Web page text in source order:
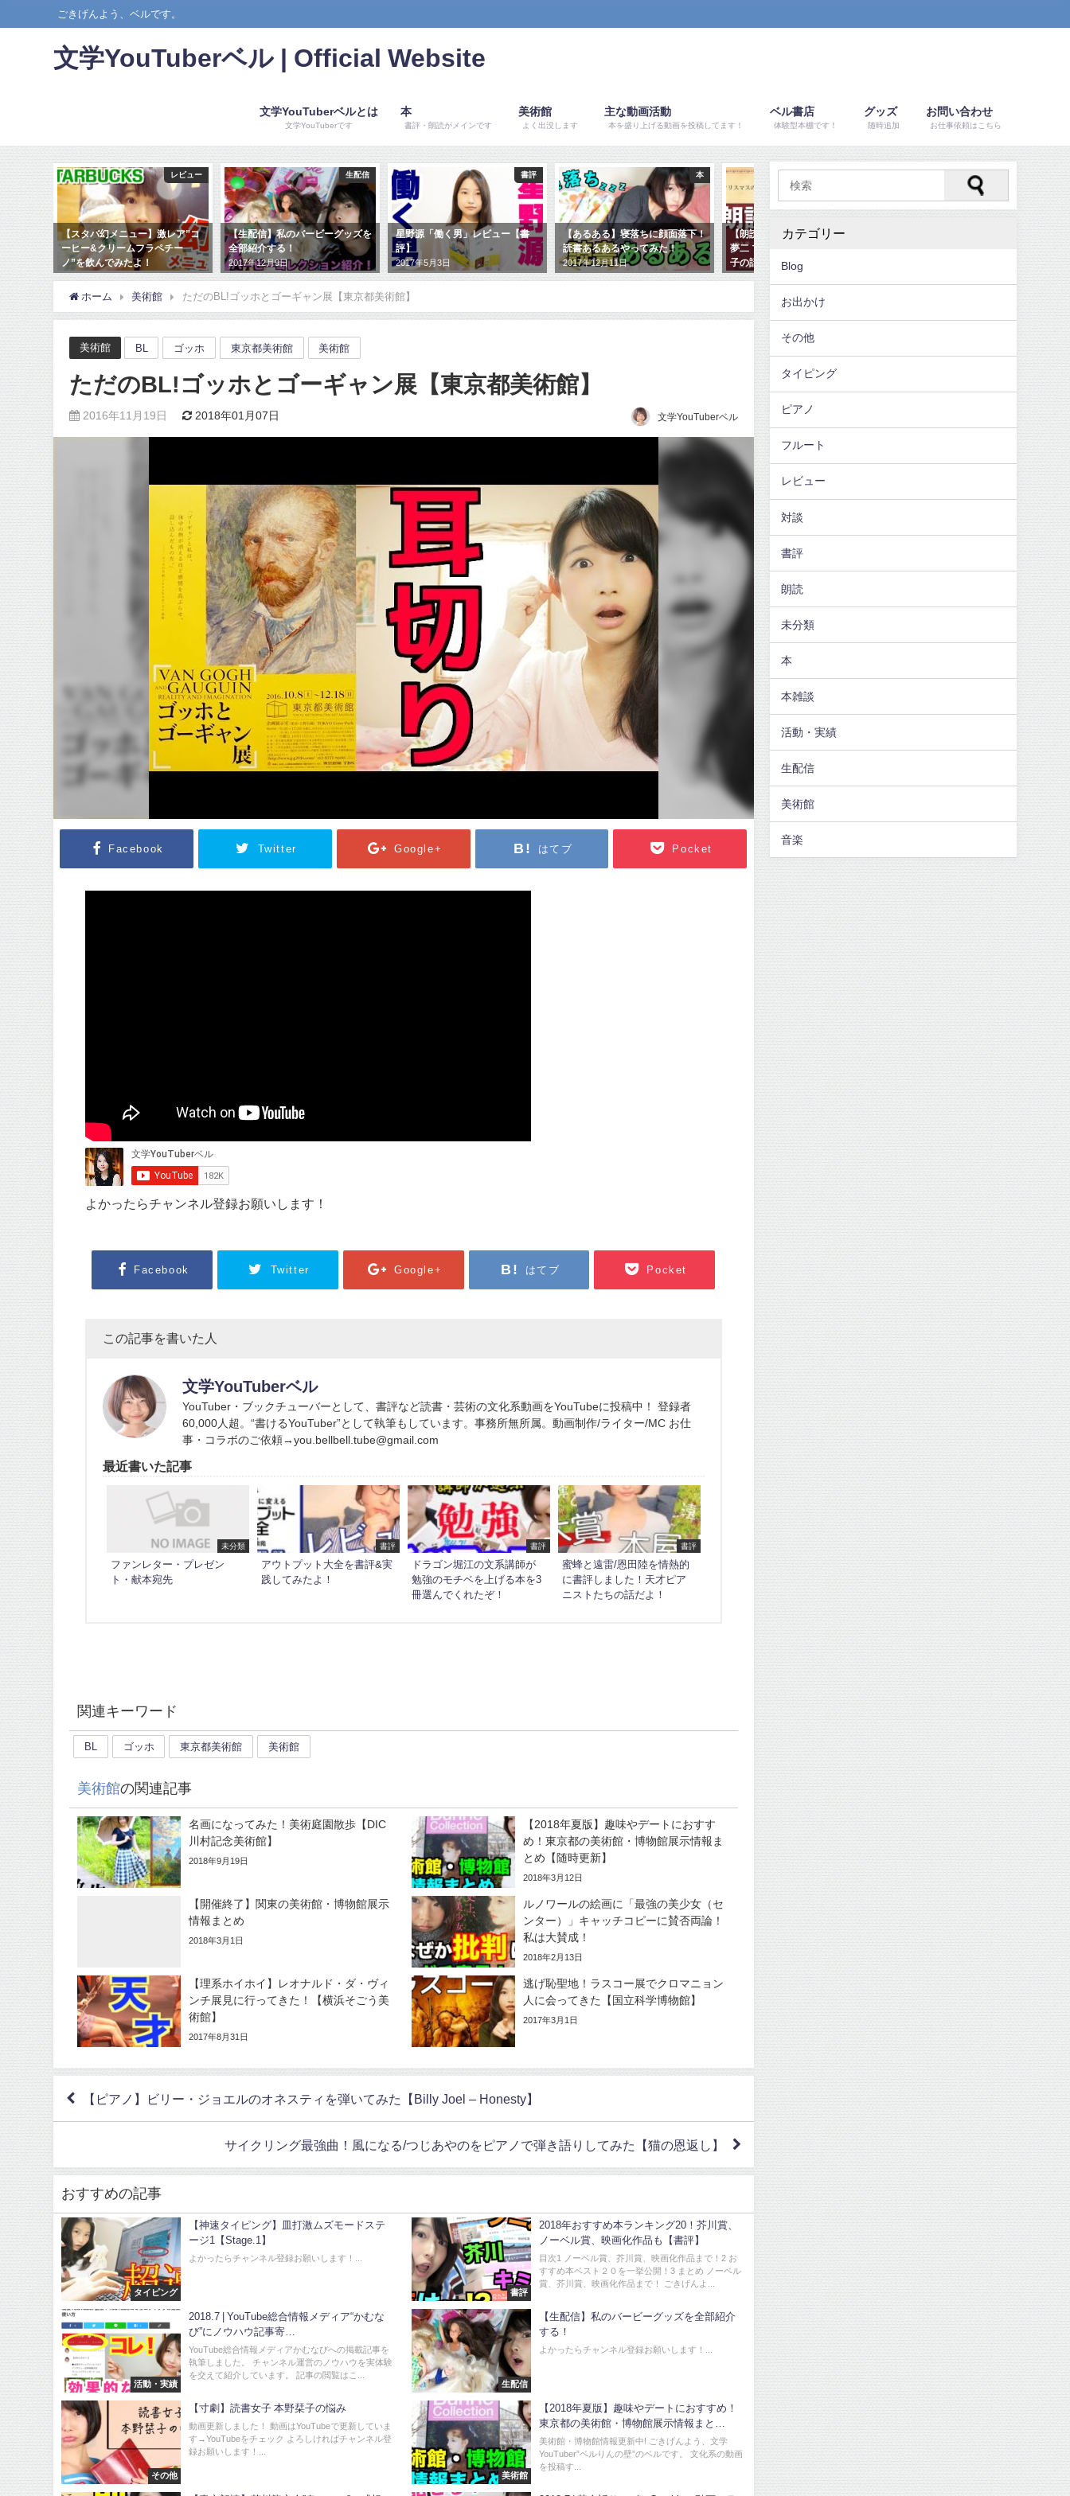
ごきげんよう、ベルです。
文学YouTuberベル | Official Website
文学YouTuberベルとは
文学YouTuberです
本
書評・朗読がメインです
美術館
よく出没します
主な動画活動
本を盛り上げる動画を投稿してます！
ベル書店
体験型本棚です！
グッズ
随時追加
お問い合わせ
お仕事依頼はこちら
ア”コ
生配信
【生配信】私のバービーグッズを
全部紹介する！
2017年12月9日
書評
星野源「働く男」レビュー【書
評】
2017年5月3日
本
【あるある】寝落ちに顔面落下！
読書あるあるやってみた！
2017年12月11日
朗読
【朗読】クリスマスの贈物/竹久
夢二 プレゼントを欲張った女の
子の話！
東野圭吾がファンタジー？ナミヤ
雑貨店の奇蹟【書評】
2017年9月30日
20！芥川賞、ノーベル賞、映画
ホーム 美術館 ただのBL!ゴッホとゴーギャン展【東京都美術館】
美術館 BL ゴッホ 東京都美術館 美術館
ただのBL!ゴッホとゴーギャン展【東京都美術館】
2016年11月19日 2018年01月07日 文学YouTuberベル
Facebook Twitter Google+ はてブ Pocket
よかったらチャンネル登録お願いします！
Facebook Twitter Google+ はてブ Pocket
この記事を書いた人
文学YouTuberベル
YouTuber・ブックチューバーとして、書評など読書・芸術の文化系動画をYouTubeに投稿中！ 登録者
60,000人超。“書けるYouTuber”として執筆もしています。事務所無所属。動画制作/ライター/MC お仕
事・コラボのご依頼→you.bellbell.tube@gmail.com
最近書いた記事
未分類
ファンレター・プレゼン
ト・献本宛先
書評
アウトプット大全を書評&実
践してみたよ！
書評
ドラゴン堀江の文系講師が
勉強のモチベを上げる本を3
冊選んでくれたぞ！
書評
蜜蜂と遠雷/恩田陸を情熱的
に書評しました！天才ピア
ニストたちの話だよ！
関連キーワード
BL ゴッホ 東京都美術館 美術館
美術館の関連記事
名画になってみた！美術庭園散歩【DIC
川村記念美術館】
2018年9月19日
【2018年夏版】趣味やデートにおすす
め！東京都の美術館・博物館展示情報ま
とめ【随時更新】
2018年3月12日
【開催終了】関東の美術館・博物館展示
情報まとめ
2018年3月1日
ルノワールの絵画に「最強の美少女（セ
ンター）」キャッチコピーに賛否両論！
私は大賛成！
2018年2月13日
【理系ホイホイ】レオナルド・ダ・ヴィ
ンチ展見に行ってきた！【横浜そごう美
術館】
2017年8月31日
逃げ恥聖地！ラスコー展でクロマニョン
人に会ってきた【国立科学博物館】
2017年3月1日
【ピアノ】ビリー・ジョエルのオネスティを弾いてみた【Billy Joel – Honesty】
サイクリング最強曲！風になる/つじあやのをピアノで弾き語りしてみた【猫の恩返し】
おすすめの記事
タイピング
【神速タイピング】皿打激ムズモードステ
ージ1【Stage.1】
よかったらチャンネル登録お願いします！...
書評
2018年おすすめ本ランキング20！芥川賞、
ノーベル賞、映画化作品も【書評】
目次1 ノーベル賞、芥川賞、映画化作品まで！2 お
すすめ本ベスト２０を一挙公開！3 まとめ ノーベル
賞、芥川賞、映画化作品まで！ ごきげんよ...
活動・実績
2018.7 | YouTube総合情報メディア“かむな
び”にノウハウ記事寄…
YouTube総合情報メディアかむなびへの掲載記事を
執筆しました。 チャンネル運営のノウハウを実体験
を交えて紹介しています。 記事の閲覧はこ...
生配信
【生配信】私のバービーグッズを全部紹介
する！
よかったらチャンネル登録お願いします！...
その他
【寸劇】読書女子 本野栞子の悩み
動画更新しました！ 動画はYouTubeで更新していま
す→YouTubeをチェック よろしければチャンネル登
録お願いします！...
美術館
【2018年夏版】趣味やデートにおすすめ！
東京都の美術館・博物館展示情報まと…
美術館・博物館情報更新中! ごきげんよう、文学
YouTuber”ベルりんの壁”のベルです。 文化系の動画
を投稿す...
カテゴリー
Blog
お出かけ
その他
タイピング
ピアノ
フルート
レビュー
対談
書評
朗読
未分類
本
本雑談
活動・実績
生配信
美術館
音楽